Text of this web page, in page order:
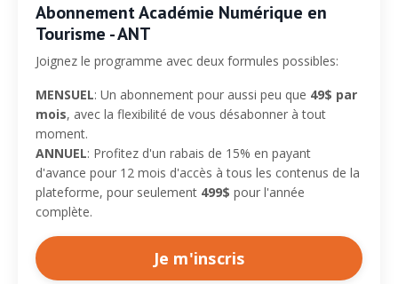
Abonnement Académie Numérique en
Tourisme - ANT
Joignez le programme avec deux formules possibles:
MENSUEL: Un abonnement pour aussi peu que 49$ par
mois, avec la flexibilité de vous désabonner à tout
moment.
ANNUEL: Profitez d'un rabais de 15% en payant
d'avance pour 12 mois d'accès à tous les contenus de la
plateforme, pour seulement 499$ pour l'année
complète.
Je m'inscris